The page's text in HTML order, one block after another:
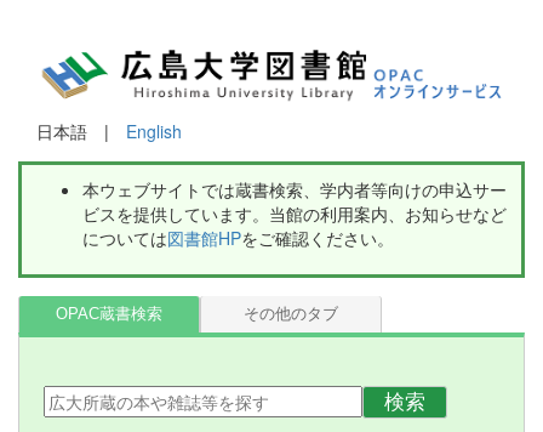
日本語 | English
本ウェブサイトでは蔵書検索、学内者等向けの申込サー
ビスを提供しています。当館の利用案内、お知らせなど
については図書館HPをご確認ください。
OPAC蔵書検索 その他のタブ
検索